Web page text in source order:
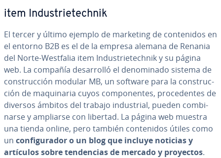
item In­du­s­trie­te­ch­nik
El tercer y último ejemplo de marketing de co­n­te­ni­dos en
el entorno B2B es el de la empresa alemana de Renania
del Norte-Westfalia item In­du­s­trie­te­ch­nik y su página
web. La compañía de­sa­rro­lló el de­no­mi­na­do sistema de
co­n­s­tru­c­ción modular MB, un software para la co­n­s­tru­c­
ción de ma­qui­na­ria cuyos co­m­po­ne­n­tes, pro­ce­de­n­tes de
diversos ámbitos del trabajo in­du­s­trial, pueden co­m­bi­
nar­se y ampliarse con libertad. La página web muestra
una tienda online, pero también co­n­te­ni­dos útiles como
un co­n­fi­gu­ra­dor o un blog que incluye noticias y
artículos sobrete­n­de­n­cias de mercado y proyectos.